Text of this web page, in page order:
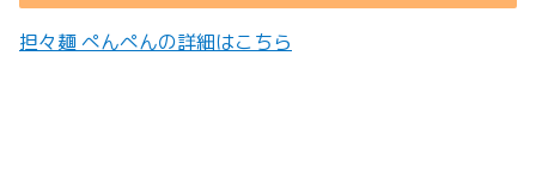
担々麺 ぺんぺんの詳細はこちら